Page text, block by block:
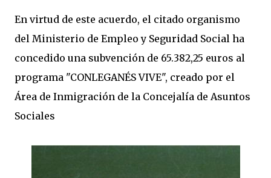
En virtud de este acuerdo, el citado organismo
del Ministerio de Empleo y Seguridad Social ha
concedido una subvención de 65.382,25 euros al
programa "CONLEGANÉS VIVE", creado por el
Área de Inmigración de la Concejalía de Asuntos
Sociales